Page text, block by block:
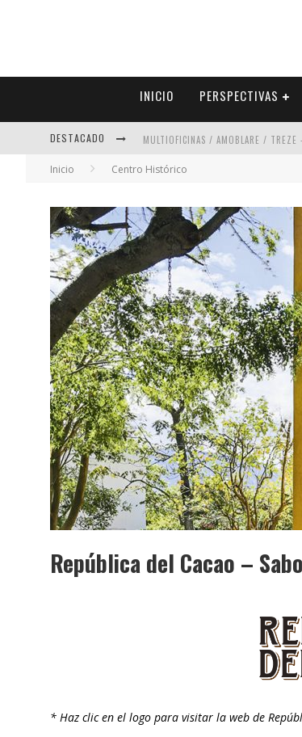
INICIO PERSPECTIVAS
DESTACADO MULTIOFICINAS / AMOBLARE /
ABAD VERGARA ARQUITECTOS –
COLINEAL – ESPECIAL INTERIORISMO
ADRIANA HOYOS DESIGN STUDIO –
Inicio Centro Histórico
República del Cacao –
* Haz clic en el logo para visitar la web de